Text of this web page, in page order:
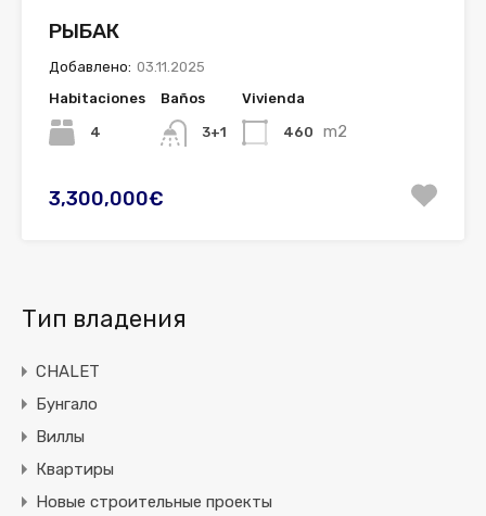
РЫБАК
Добавлено: 03.11.2025
Habitaciones
4
Baños
3+1
Vivienda
460 m2
3,300,000€
Тип владения
CHALET
Бунгало
Виллы
Квартиры
Новые строительные проекты